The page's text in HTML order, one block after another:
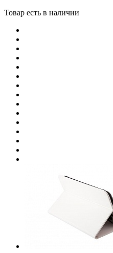
Товар есть в наличии